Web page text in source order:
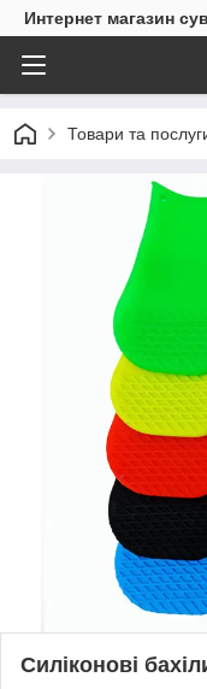
Интернет магазин
Товари та
Силіконові